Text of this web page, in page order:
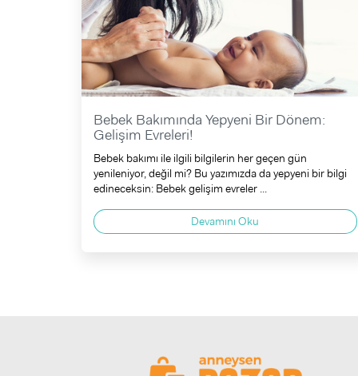
Bebek Bakımında Yepyeni Bir Dönem:
Gelişim Evreleri!
Bebek bakımı ile ilgili bilgilerin her geçen gün
yenileniyor, değil mi? Bu yazımızda da yepyeni bir bilgi
edineceksin: Bebek gelişim evreler ...
Devamını Oku